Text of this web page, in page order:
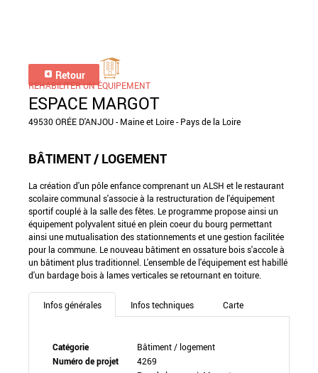
Retour
RÉHABILITER UN ÉQUIPEMENT
ESPACE MARGOT
49530 ORÉE D'ANJOU - Maine et Loire - Pays de la Loire
BÂTIMENT / LOGEMENT
La création d'un pôle enfance comprenant un ALSH et le restaurant
scolaire communal s'associe à la restructuration de l'équipement
sportif couplé à la salle des fêtes. Le programme propose ainsi un
équipement polyvalent situé en plein coeur du bourg permettant
ainsi une mutualisation des stationnements et une gestion facilitée
pour la commune. Le nouveau bâtiment en ossature bois s'accole à
un bâtiment plus traditionnel. L'ensemble de l'équipement est habillé
d'un bardage bois à lames verticales se retournant en toiture.
Infos générales Infos techniques Carte
Catégorie
Bâtiment / logement
Numéro de projet
4269